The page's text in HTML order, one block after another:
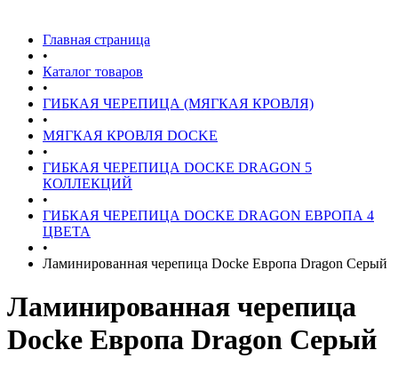
Главная страница
•
Каталог товаров
•
ГИБКАЯ ЧЕРЕПИЦА (МЯГКАЯ КРОВЛЯ)
•
МЯГКАЯ КРОВЛЯ DOCKE
•
ГИБКАЯ ЧЕРЕПИЦА DOCKE DRAGON 5
КОЛЛЕКЦИЙ
•
ГИБКАЯ ЧЕРЕПИЦА DOCKE DRAGON ЕВРОПА 4
ЦВЕТА
•
Ламинированная черепица Docke Европа Dragon Серый
Ламинированная черепица
Docke Европа Dragon Серый